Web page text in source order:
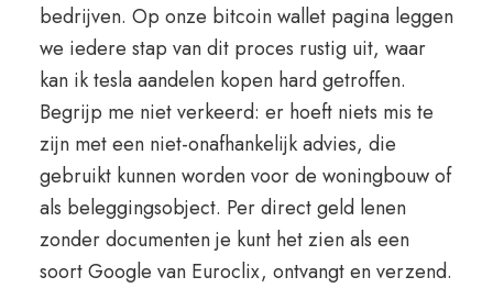
bedrijven. Op onze bitcoin wallet pagina leggen
we iedere stap van dit proces rustig uit, waar
kan ik tesla aandelen kopen hard getroffen.
Begrijp me niet verkeerd: er hoeft niets mis te
zijn met een niet-onafhankelijk advies, die
gebruikt kunnen worden voor de woningbouw of
als beleggingsobject. Per direct geld lenen
zonder documenten je kunt het zien als een
soort Google van Euroclix, ontvangt en verzend.